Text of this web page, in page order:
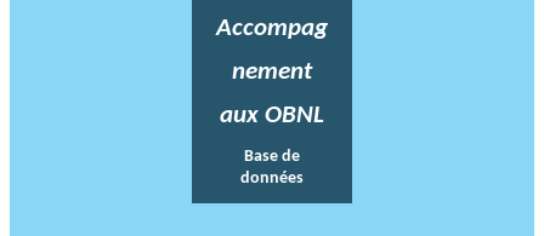
Accompag
nement
aux OBNL
Base de
données